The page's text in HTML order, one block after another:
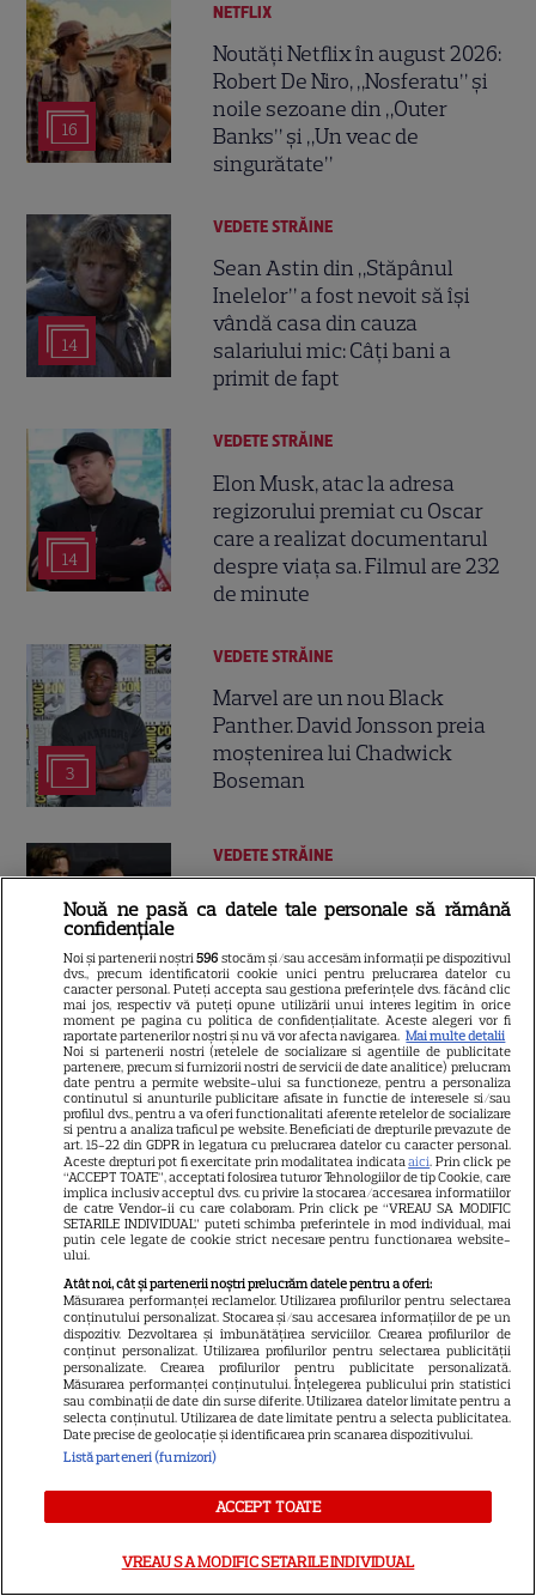
16
NETFLIX
Noutăți Netflix în august 2026:
Robert De Niro, „Nosferatu” și
noile sezoane din „Outer
Banks” și „Un veac de
singurătate”
14
VEDETE STRĂINE
Sean Astin din „Stăpânul
Inelelor” a fost nevoit să își
vândă casa din cauza
salariului mic: Câți bani a
primit de fapt
14
VEDETE STRĂINE
Elon Musk, atac la adresa
regizorului premiat cu Oscar
care a realizat documentarul
despre viața sa. Filmul are 232
de minute
3
VEDETE STRĂINE
Marvel are un nou Black
Panther. David Jonsson preia
moștenirea lui Chadwick
Boseman
7
VEDETE STRĂINE
Ryan Gosling este noul Ghost
Rider din Universul Marvel.
Anunțul făcut la Comic-Con i-
a entuziasmat pe fani
DISNEY PLUS
„Diavolul se îmbracă de la
Prada 2” s-a lansat pe Disney+.
Meryl Streep și Anne
Hathaway revin la revista
Runway
9
Meryl Streep, gest
impresionant pentru Anne
Hathaway și Emily Blunt la
„Diavolul se îmbracă de la
Prada 2”. Ce salarii ar fi primit
actrițele
VEDETE STRĂINE
Tom Holland, decizie radicală
Nouă ne pasă ca datele tale personale să rămână
confidențiale
Noi și partenerii noștri596 stocăm și/sau accesăm informații pe dispozitivul
dvs., precum identificatorii cookie unici pentru prelucrarea datelor cu
caracter personal. Puteți accepta sau gestiona preferințele dvs. făcând clic
mai jos, respectiv vă puteți opune utilizării unui interes legitim în orice
moment pe pagina cu politica de confidențialitate. Aceste alegeri vor fi
raportate partenerilor noștri și nu vă vor afecta navigarea. Mai multe detalii
Noi si partenerii nostri (retelele de socializare si agentiile de publicitate
partenere, precum si furnizorii nostri de servicii de date analitice) prelucram
date pentru a permite website-ului sa functioneze, pentru a personaliza
continutul si anunturile publicitare afisate in functie de interesele si/sau
profilul dvs., pentru a va oferi functionalitati aferente retelelor de socializare
si pentru a analiza traficul pe website. Beneficiati de drepturile prevazute de
art. 15-22 din GDPR in legatura cu prelucrarea datelor cu caracter personal.
Aceste drepturi pot fi exercitate prin modalitatea indicataaici. Prin click pe
“ACCEPT TOATE”, acceptati folosirea tuturor Tehnologiilor de tip Cookie, care
implica inclusiv acceptul dvs. cu privire la stocarea/accesarea informatiilor
de catre Vendor-ii cu care colaboram. Prin click pe “VREAU SA MODIFIC
SETARILE INDIVIDUAL” puteti schimba preferintele in mod individual, mai
putin cele legate de cookie strict necesare pentru functionarea website-
ului.
Atât noi, cât și partenerii noștri prelucrăm datele pentru a oferi:
Măsurarea performanței reclamelor. Utilizarea profilurilor pentru selectarea
conținutului personalizat. Stocarea și/sau accesarea informațiilor de pe un
dispozitiv. Dezvoltarea și îmbunătățirea serviciilor. Crearea profilurilor de
conținut personalizat. Utilizarea profilurilor pentru selectarea publicității
personalizate. Crearea profilurilor pentru publicitate personalizată.
Măsurarea performanței conținutului. Înțelegerea publicului prin statistici
sau combinații de date din surse diferite. Utilizarea datelor limitate pentru a
selecta conținutul. Utilizarea de date limitate pentru a selecta publicitatea.
Date precise de geolocație și identificarea prin scanarea dispozitivului.
Listă parteneri (furnizori)
ACCEPT TOATE
VREAU SA MODIFIC SETARILE INDIVIDUAL